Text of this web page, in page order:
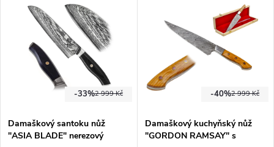
kvalitní švédská ocel Sandvik
14C28N o tvrdosti 62 HRC!
vysokotlakého laminátu G10,
upraveného do podoby dřeva.
2 999 Kč
-33%
Damaškový santoku nůž
"ASIA BLADE" nerezový
2 999 Kč
-40%
Damaškový kuchyňský nůž
"GORDON RAMSAY" s